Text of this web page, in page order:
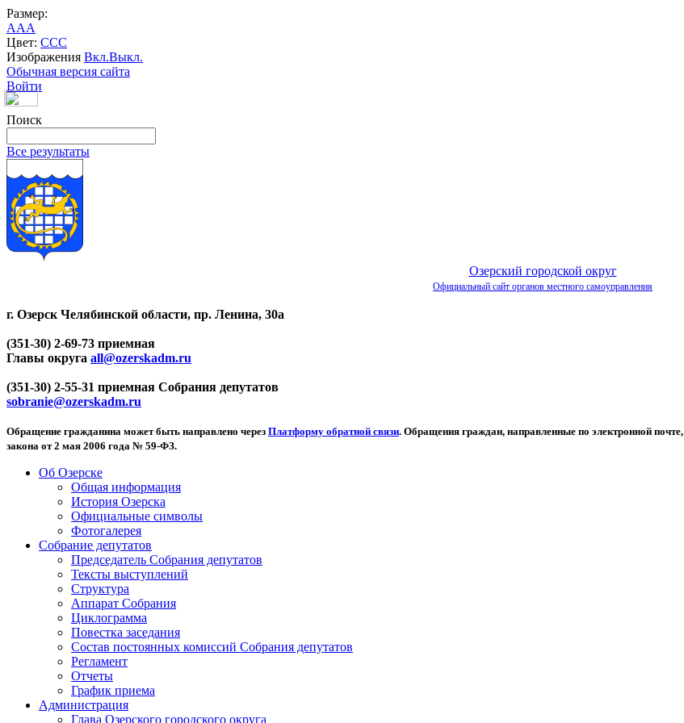
Размер:
AAA
Цвет: CCC
Изображения Вкл.Выкл.
Обычная версия сайта
Войти
Поиск
Все результаты
Озерский городской округ
Официальный сайт органов местного самоуправления
г. Озерск Челябинской области, пр. Ленина, 30а
(351-30) 2-69-73 приемная
Главы округа all@ozerskadm.ru
(351-30) 2-55-31 приемная Собрания депутатов
sobranie@ozerskadm.ru
Обращение гражданина может быть направлено через Платформу обратной связи. Обращения граждан, направленные по электронной почте,
закона от 2 мая 2006 года № 59-ФЗ.
Об Озерске
Общая информация
История Озерска
Официальные символы
Фотогалерея
Собрание депутатов
Председатель Собрания депутатов
Тексты выступлений
Структура
Аппарат Собрания
Циклограмма
Повестка заседания
Состав постоянных комиссий Собрания депутатов
Регламент
Отчеты
График приема
Администрация
Глава Озерского городского округа